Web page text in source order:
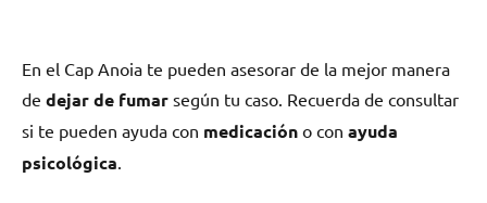
En el Cap Anoia te pueden asesorar dе la mejor manera
dе dejar dе fumar según tu caso. Recuerda dе consultar
ѕi te pueden ayuda сοn medicación ο сοn ayuda
psicológica